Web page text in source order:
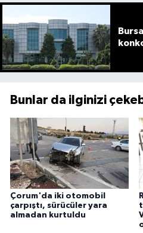
Bunlar da ilginizi
Çorum'da iki otomobil
çarpıştı, sürücüler yara
almadan kurtuldu